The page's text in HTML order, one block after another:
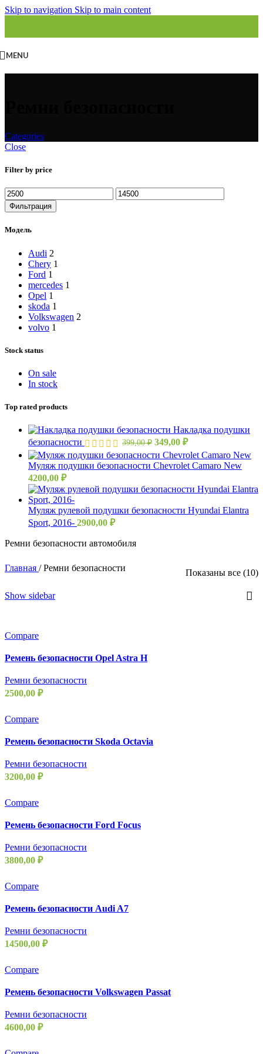
Skip to navigation Skip to main content
MENU
Categories
Close
Filter by price
Минимальная
цена
Максимальная
цена
Фильтрация
Модель
Audi 2
Chery 1
Ford 1
mercedes 1
Opel 1
skoda 1
Volkswagen 2
volvo 1
Stock status
On sale
In stock
Top rated products
Накладка подушки
безопасности
399,00₽ Первоначальная
цена
составляла
399,00 ₽.
349,00 ₽Текущая
цена:
349,00 ₽.
Муляж подушки безопасности Chevrolet Camaro New
4200,00 ₽
Муляж рулевой подушки безопасности Hyundai Elantra
Sport, 2016- 2900,00 ₽
Ремни безопасности автомобиля
Главная / Ремни безопасности Показаны все (10)
Show sidebar
Compare
Ремень безопасности Opel Astra H
Ремни безопасности
2500,00 ₽
Compare
Ремень безопасности Skoda Octavia
Ремни безопасности
3200,00 ₽
Compare
Ремень безопасности Ford Focus
Ремни безопасности
3800,00 ₽
Compare
Ремень безопасности Audi A7
Ремни безопасности
14500,00 ₽
Compare
Ремень безопасности Volkswagen Passat
Ремни безопасности
4600,00 ₽